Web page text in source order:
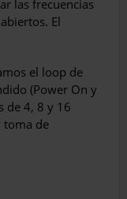
las frecuencias
El
el loop de
(Power On y
de 4, 8 y 16
toma de